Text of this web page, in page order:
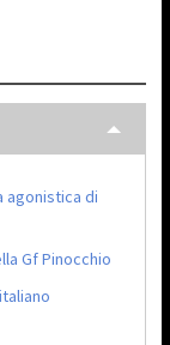
agonistica di
Gf Pinocchio